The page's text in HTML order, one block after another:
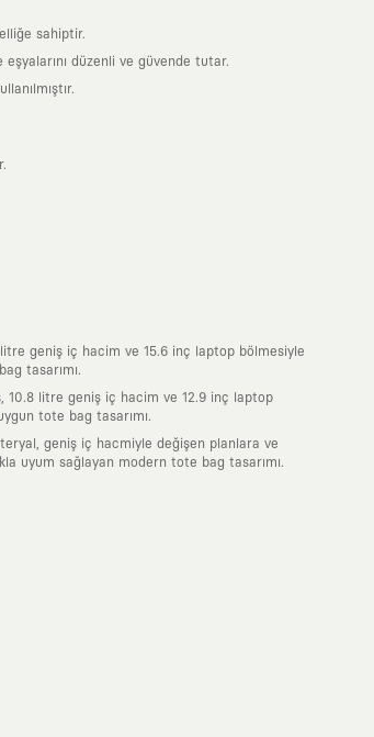
sahiptir.
düzenli ve güvende tutar.
geniş iç hacim ve 15.6 inç laptop bölmesiyle
tasarımı.
10.8 litre geniş iç hacim ve 12.9 inç laptop
tote bag tasarımı.
geniş iç hacmiyle değişen planlara ve
uyum sağlayan modern tote bag tasarımı.